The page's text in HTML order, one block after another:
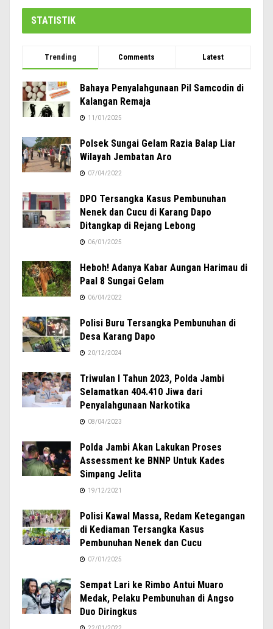
STATISTIK
Trending Comments Latest
Bahaya Penyalahgunaan Pil Samcodin di
Kalangan Remaja
11/01/2025
Polsek Sungai Gelam Razia Balap Liar
Wilayah Jembatan Aro
07/04/2022
DPO Tersangka Kasus Pembunuhan
Nenek dan Cucu di Karang Dapo
Ditangkap di Rejang Lebong
06/01/2025
Heboh! Adanya Kabar Aungan Harimau di
Paal 8 Sungai Gelam
06/04/2022
Polisi Buru Tersangka Pembunuhan di
Desa Karang Dapo
20/12/2024
Triwulan I Tahun 2023, Polda Jambi
Selamatkan 404.410 Jiwa dari
Penyalahgunaan Narkotika
08/04/2023
Polda Jambi Akan Lakukan Proses
Assessment ke BNNP Untuk Kades
Simpang Jelita
19/12/2021
Polisi Kawal Massa, Redam Ketegangan
di Kediaman Tersangka Kasus
Pembunuhan Nenek dan Cucu
07/01/2025
Sempat Lari ke Rimbo Antui Muaro
Medak, Pelaku Pembunuhan di Angso
Duo Diringkus